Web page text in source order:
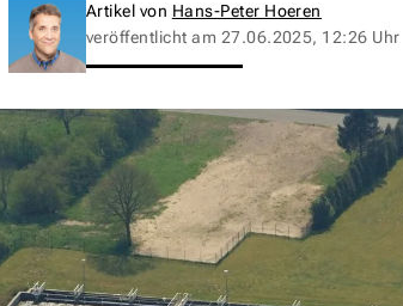
Artikel von Hans-Peter Hoeren
veröffentlicht am 27.06.2025, 12:26 Uhr